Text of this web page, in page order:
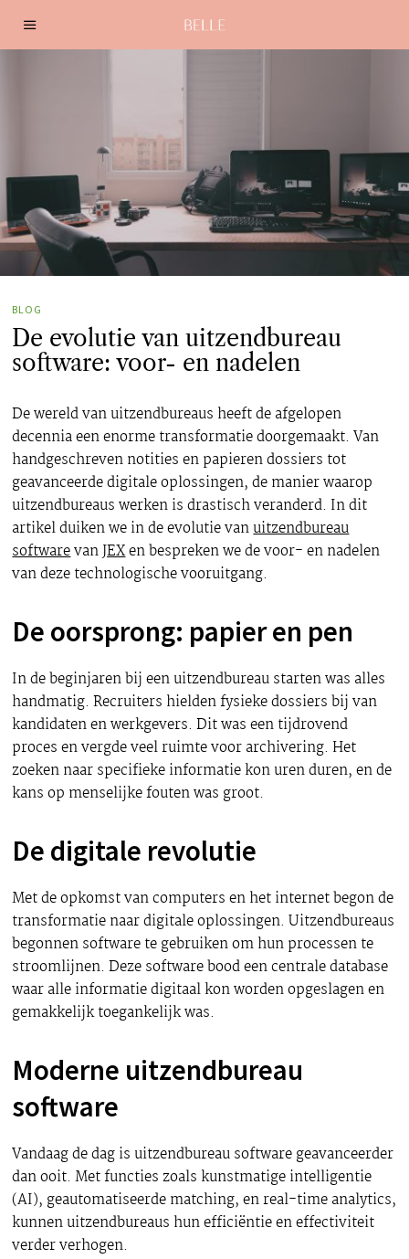
BLOG
De evolutie van uitzendbureau
software: voor- en nadelen
De wereld van uitzendbureaus heeft de afgelopen
decennia een enorme transformatie doorgemaakt. Van
handgeschreven notities en papieren dossiers tot
geavanceerde digitale oplossingen, de manier waarop
uitzendbureaus werken is drastisch veranderd. In dit
artikel duiken we in de evolutie vanuitzendbureau
softwarevanJEXen bespreken we de voor- en nadelen
van deze technologische vooruitgang.
De oorsprong: papier en pen
In de beginjaren bij een uitzendbureau starten was alles
handmatig. Recruiters hielden fysieke dossiers bij van
kandidaten en werkgevers. Dit was een tijdrovend
proces en vergde veel ruimte voor archivering. Het
zoeken naar specifieke informatie kon uren duren, en de
kans op menselijke fouten was groot.
De digitale revolutie
Met de opkomst van computers en het internet begon de
transformatie naar digitale oplossingen. Uitzendbureaus
begonnen software te gebruiken om hun processen te
stroomlijnen. Deze software bood een centrale database
waar alle informatie digitaal kon worden opgeslagen en
gemakkelijk toegankelijk was.
Moderne uitzendbureau
software
Vandaag de dag is uitzendbureau software geavanceerder
dan ooit. Met functies zoals kunstmatige intelligentie
(AI), geautomatiseerde matching, en real-time analytics,
kunnen uitzendbureaus hun efficiëntie en effectiviteit
verder verhogen.